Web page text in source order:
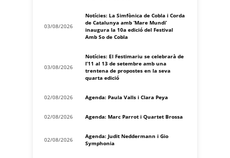
03/08/2026
Notícies: La Simfònica de Cobla i Corda
de Catalunya amb ‘Mare Mundi’
inaugura la 10a edició del Festival
Amb So de Cobla
03/08/2026
Notícies: El Festimariu se celebrarà de
l’11 al 13 de setembre amb una
trentena de propostes en la seva
quarta edició
02/08/2026 Agenda: Paula Valls i Clara Peya
02/08/2026 Agenda: Marc Parrot i Quartet Brossa
02/08/2026
Agenda: Judit Neddermann i Gio
Symphonia